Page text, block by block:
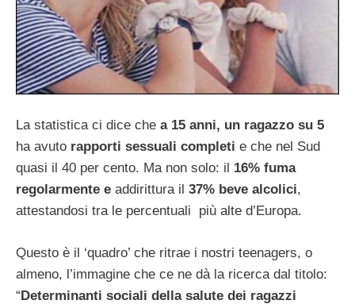
La statistica ci dice che a 15 anni, un ragazzo su 5
ha avuto rapporti sessuali completi e che nel Sud
quasi il 40 per cento. Ma non solo: il 16% fuma
regolarmente e addirittura il 37% beve alcolici,
attestandosi tra le percentuali più alte d’Europa.
Questo è il ‘quadro’ che ritrae i nostri teenagers, o
almeno, l’immagine che ce ne dà la ricerca dal titolo:
“Determinanti sociali della salute dei ragazzi